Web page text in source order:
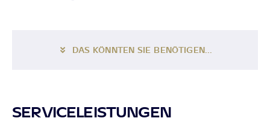
DAS KÖNNTEN SIE BENÖTIGEN...
SERVICELEISTUNGEN